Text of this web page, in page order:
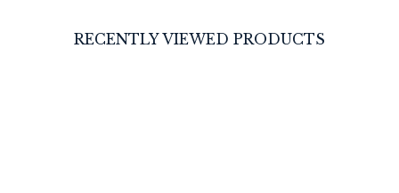
RECENTLY VIEWED PRODUCTS